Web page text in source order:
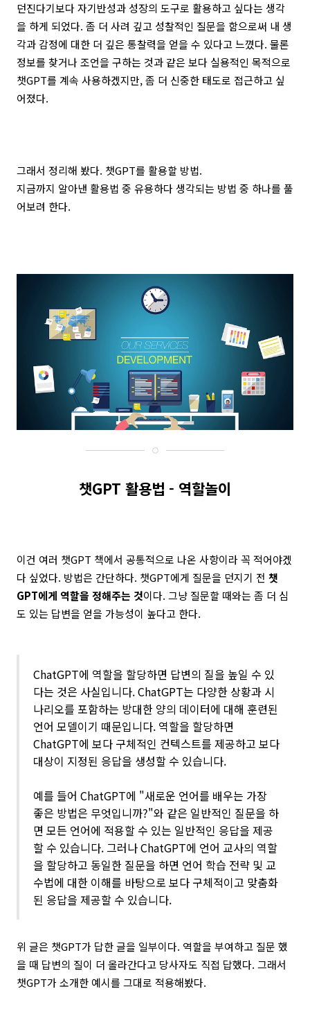
던진다기보다 자기반성과 성장의 도구로 활용하고 싶다는 생각
을 하게 되었다. 좀 더 사려 깊고 성찰적인 질문을 함으로써 내 생
각과 감정에 대한 더 깊은 통찰력을 얻을 수 있다고 느꼈다. 물론
정보를 찾거나 조언을 구하는 것과 같은 보다 실용적인 목적으로
챗GPT를 계속 사용하겠지만, 좀 더 신중한 태도로 접근하고 싶
어졌다.
그래서 정리해 봤다. 챗GPT를 활용할 방법.
지금까지 알아낸 활용법 중 유용하다 생각되는 방법 중 하나를 풀
어보려 한다.
챗GPT 활용법 - 역할놀이
이건 여러 챗GPT 책에서 공통적으로 나온 사항이라 꼭 적어야겠
다 싶었다. 방법은 간단하다. 챗GPT에게 질문을 던지기 전 챗
GPT에게 역할을 정해주는 것이다. 그냥 질문할 때와는 좀 더 심
도 있는 답변을 얻을 가능성이 높다고 한다.
ChatGPT에 역할을 할당하면 답변의 질을 높일 수 있
다는 것은 사실입니다. ChatGPT는 다양한 상황과 시
나리오를 포함하는 방대한 양의 데이터에 대해 훈련된
언어 모델이기 때문입니다. 역할을 할당하면
ChatGPT에 보다 구체적인 컨텍스트를 제공하고 보다
대상이 지정된 응답을 생성할 수 있습니다.
예를 들어 ChatGPT에 "새로운 언어를 배우는 가장
좋은 방법은 무엇입니까?"와 같은 일반적인 질문을 하
면 모든 언어에 적용할 수 있는 일반적인 응답을 제공
할 수 있습니다. 그러나 ChatGPT에 언어 교사의 역할
을 할당하고 동일한 질문을 하면 언어 학습 전략 및 교
수법에 대한 이해를 바탕으로 보다 구체적이고 맞춤화
된 응답을 제공할 수 있습니다.
위 글은 챗GPT가 답한 글을 일부이다. 역할을 부여하고 질문 했
을 때 답변의 질이 더 올라간다고 당사자도 직접 답했다. 그래서
챗GPT가 소개한 예시를 그대로 적용해봤다.